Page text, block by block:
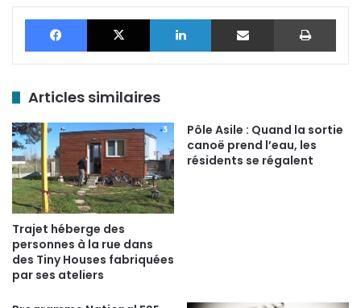
Facebook X Linkedin Partager par email
Articles similaires
Trajet héberge des
personnes à la rue dans
des Tiny Houses fabriquées
par ses ateliers
Pôle Asile : Quand la sortie
canoë prend l’eau, les
résidents se régalent